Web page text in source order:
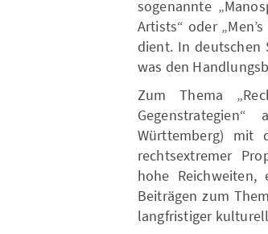
sogenannte
Artists“ oder
dient. In deutschen
was den
Zum Thema
Württemberg) mit
rechtsextremer
hohe Reichweiten,
Beiträgen zum
langfristiger